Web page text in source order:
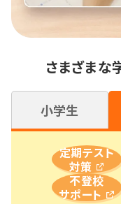
さまざまな
小学生
定期テスト
対策
不登校
サポート